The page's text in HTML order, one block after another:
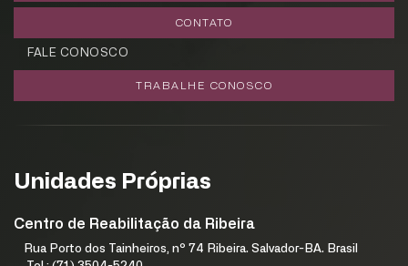
CONTATO
FALE CONOSCO
TRABALHE CONOSCO
Unidades Próprias
Centro de Reabilitação da Ribeira
Rua Porto dos Tainheiros, nº 74 Ribeira. Salvador-BA. Brasil